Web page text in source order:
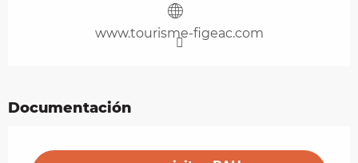
www.tourisme-figeac.com
Documentación